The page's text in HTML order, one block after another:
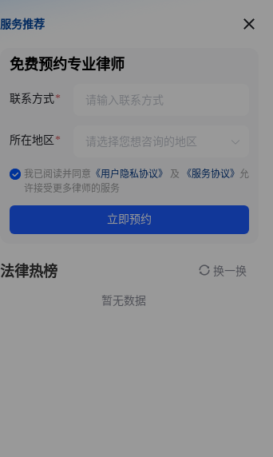
服务推荐
服务推荐
免费预约专业律师
联系方式
所在地区
我已阅读并同意 《用户隐私协议》 及 《服务协议》 允
许接受更多律师的服务
立即预约
法律热榜 换一换
暂无数据